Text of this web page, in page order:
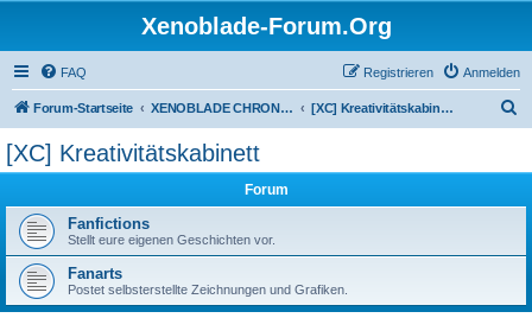
Xenoblade-Forum.Org
FAQ Anmelden
Registrieren
Forum-Startseite XENOBLADE CHRONICLES / DEFINITIVE EDITION / FUTURE CONNECTED [XC] Kreativitätskabinett
[XC] Kreativitätskabinett
Forum
Fanfictions
Stellt eure eigenen Geschichten vor.
Fanarts
Postet selbsterstellte Zeichnungen und Grafiken.